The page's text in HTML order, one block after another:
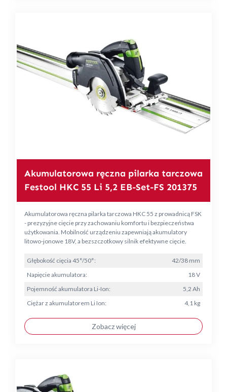
Akumulatorowa ręczna pilarka tarczowa
Festool HKC 55 Li 5,2 EB-Set-FS 201375
Akumulatorowa ręczna pilarka tarczowa HKC 55 z prowadnicą FSK
- prezyzyjne cięcie przy zachowaniu komfortu i bezpieczeństwa
użytkowania. Mobilność urządzeniu zapewniają akumulatory
litowo-jonowe 18V, a bezszczotkowy silnik efektywne cięcie.
Głębokość cięcia 45°/50°:
42/38 mm
Napięcie akumulatora:
18 V
Pojemność akumulatora Li-Ion:
5,2 Ah
Ciężar z akumulatorem Li Ion:
4,1 kg
Zobacz więcej